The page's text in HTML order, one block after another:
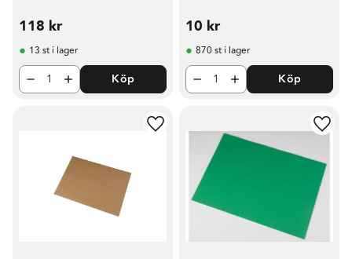
118 kr
13 st i lager
Köp
10 kr
870 st i lager
Köp
Lägg till i favoriter